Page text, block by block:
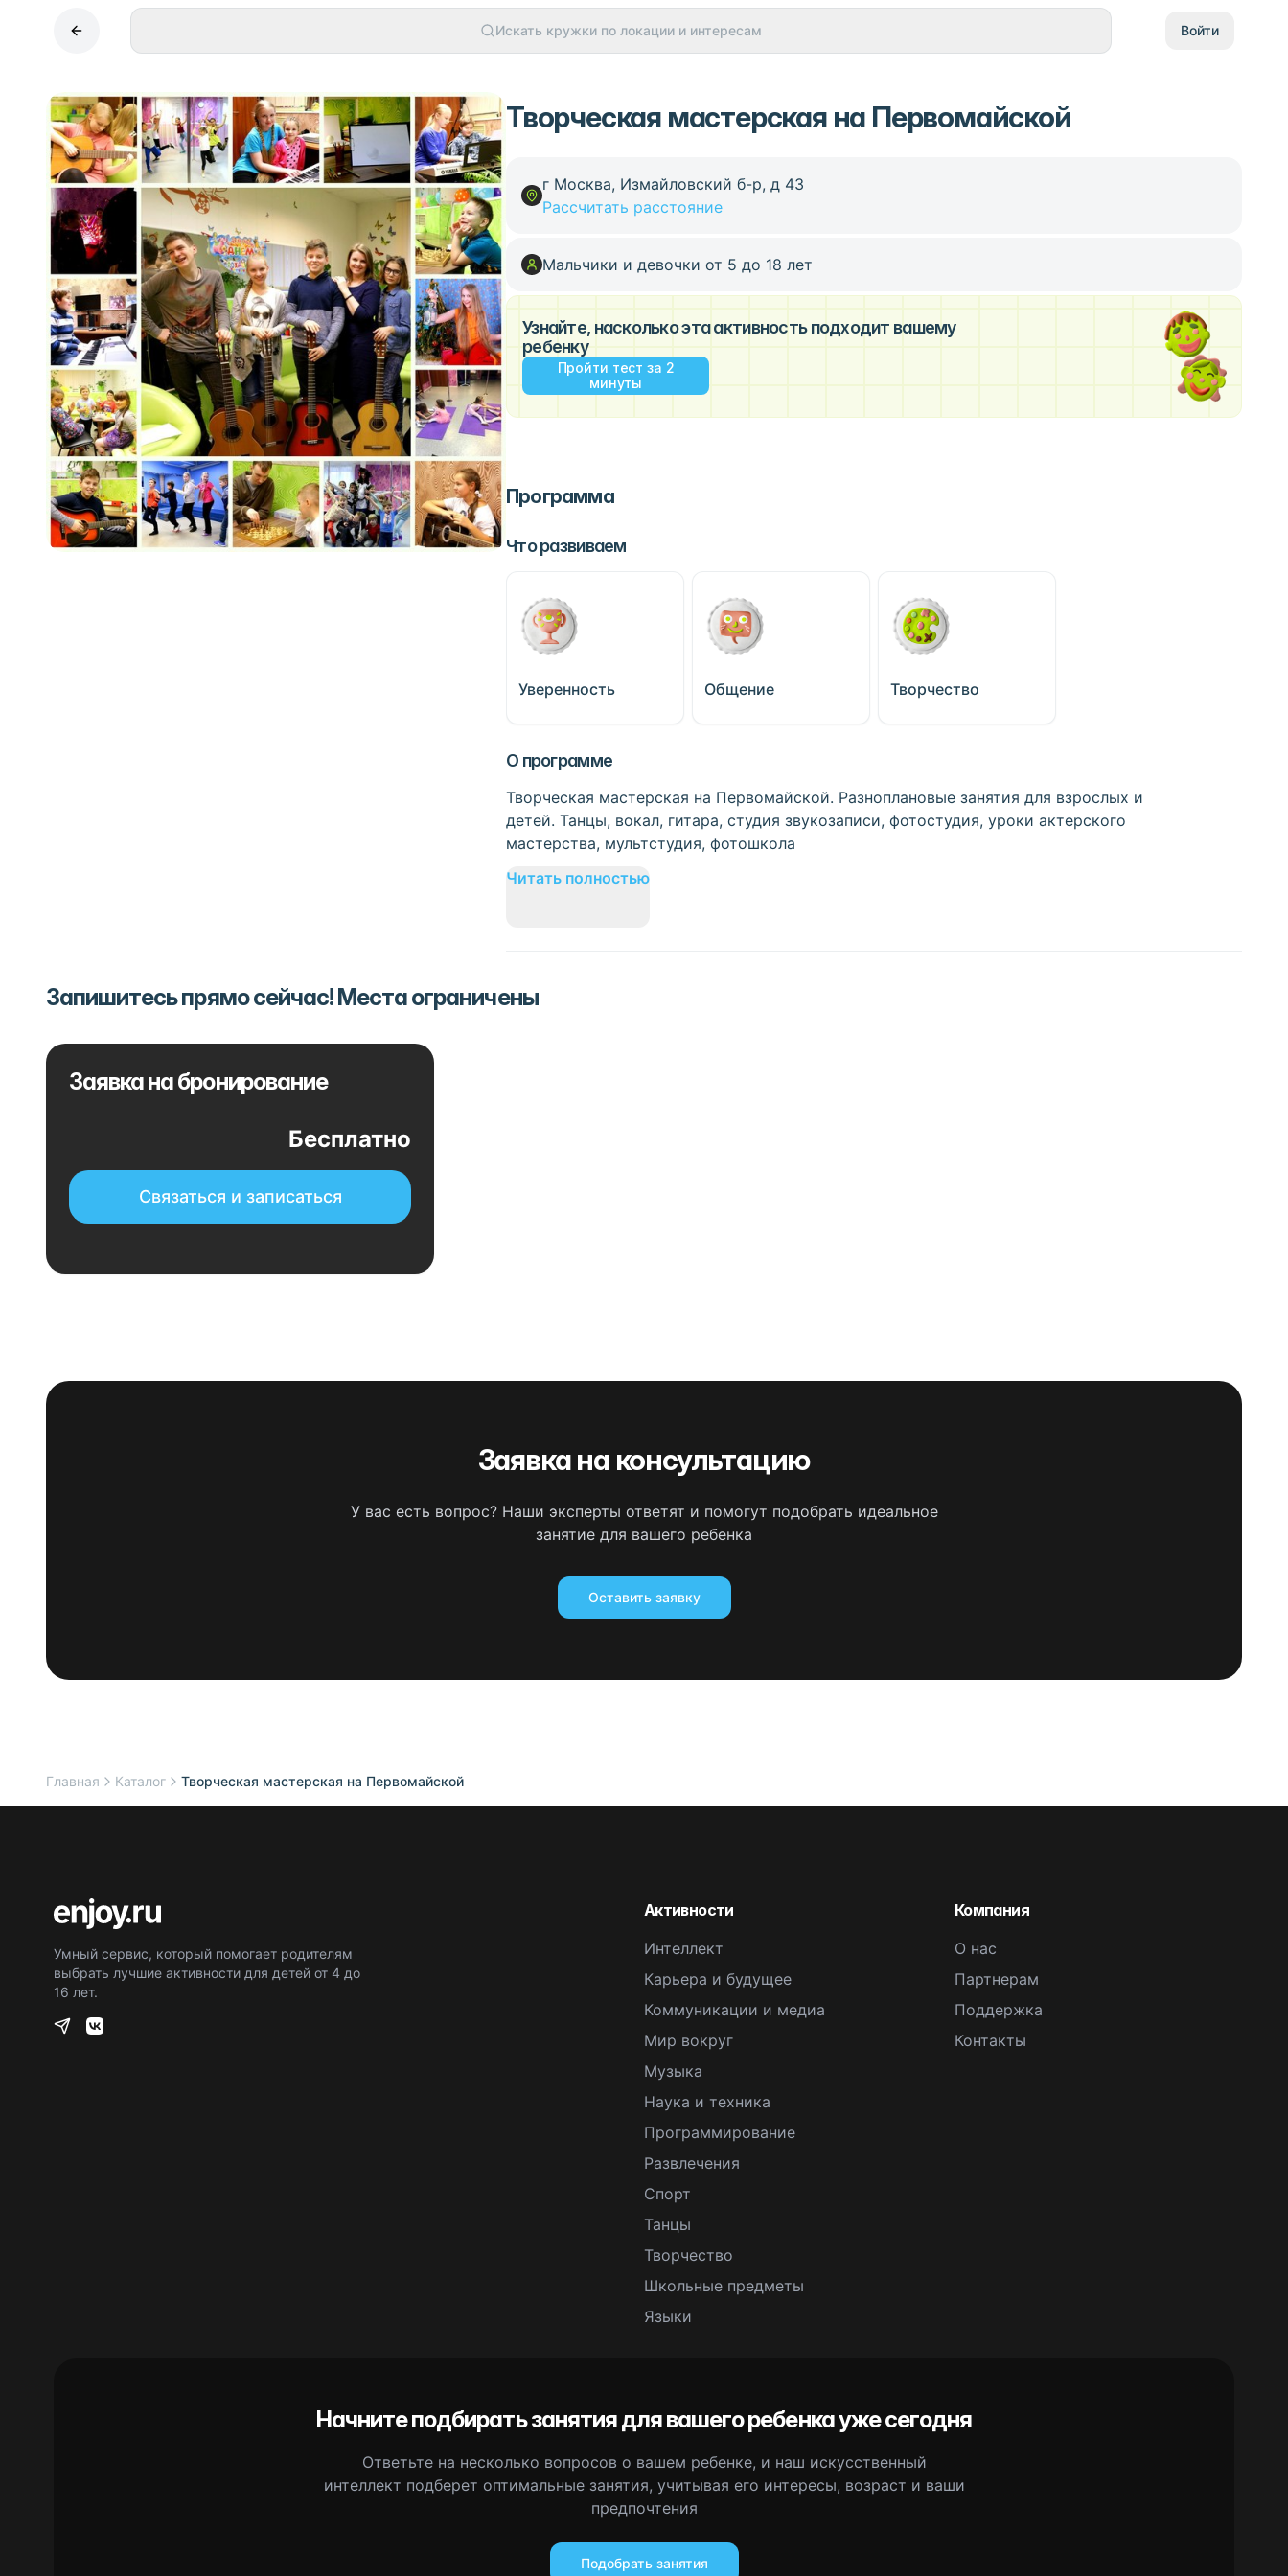
Искать кружки по локации и интересам Войти
Творческая мастерская на Первомайской
г Москва, Измайловский б-р, д 43
Рассчитать расстояние
Мальчики и девочки от 5 до 18 лет
Узнайте, насколько эта активность подходит вашему
ребенку
Пройти тест за 2
минуты
Программа
Что развиваем
Уверенность Общение Творчество
О программе
Творческая мастерская на Первомайской. Разноплановые занятия для взрослых и
детей. Танцы, вокал, гитара, студия звукозаписи, фотостудия, уроки актерского
мастерства, мультстудия, фотошкола
Читать полностью
Запишитесь прямо сейчас! Места ограничены
Заявка на бронирование
Бесплатно
Связаться и записаться
Заявка на консультацию
У вас есть вопрос? Наши эксперты ответят и помогут подобрать идеальное
занятие для вашего ребенка
Оставить заявку
Главная Каталог Творческая мастерская на Первомайской
Умный сервис, который помогает родителям
выбрать лучшие активности для детей от 4 до
16 лет.
Активности
Интеллект
Карьера и будущее
Коммуникации и медиа
Мир вокруг
Музыка
Наука и техника
Программирование
Развлечения
Спорт
Танцы
Творчество
Школьные предметы
Языки
Компания
О нас
Партнерам
Поддержка
Контакты
Начните подбирать занятия для вашего ребенка уже сегодня
Ответьте на несколько вопросов о вашем ребенке, и наш искусственный
интеллект подберет оптимальные занятия, учитывая его интересы, возраст и ваши
предпочтения
Подобрать занятия